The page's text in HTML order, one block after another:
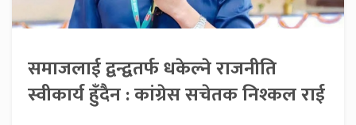
समाजलाई द्वन्द्वतर्फ धकेल्ने राजनीति
स्वीकार्य हुँदैन : कांग्रेस सचेतक निश्कल राई